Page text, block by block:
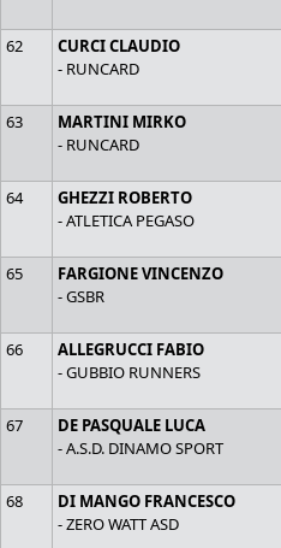
62
CURCI CLAUDIO
- RUNCARD
63
MARTINI MIRKO
- RUNCARD
64
GHEZZI ROBERTO
- ATLETICA PEGASO
65
FARGIONE VINCENZO
- GSBR
66
ALLEGRUCCI FABIO
- GUBBIO RUNNERS
67
DE PASQUALE LUCA
- A.S.D. DINAMO SPORT
68
DI MANGO FRANCESCO
- ZERO WATT ASD